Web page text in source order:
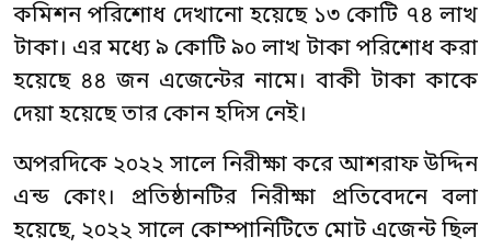
কমিশন পরিশোধ দেখানো হয়েছে ১৩ কোটি ৭৪ লাখ
টাকা। এর মধ্যে ৯ কোটি ৯০ লাখ টাকা পরিশোধ করা
হয়েছে ৪৪ জন এজেন্টের নামে। বাকী টাকা কাকে
দেয়া হয়েছে তার কোন হদিস নেই।
অপরদিকে ২০২২ সালে নিরীক্ষা করে আশরাফ উদ্দিন
এন্ড কোং। প্রতিষ্ঠানটির নিরীক্ষা প্রতিবেদনে বলা
হয়েছে, ২০২২ সালে কোম্পানিটিতে মোট এজেন্ট ছিল